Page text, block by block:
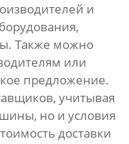
и
Также можно
или
предложение.
учитывая
но и условия
доставки